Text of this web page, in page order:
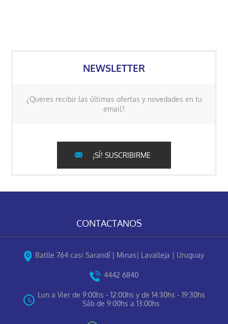
NEWSLETTER
¿Queres recibir las últimas ofertas y novedades en tu
email?
¡SÍ! SUSCRIBIRME
CONTACTANOS
Batlle 764 casi Sarandí | Minas| Lavalleja | Uruguay
4442 6840
Lun a Vier de 9:00hs - 12:00hs y de 14:30hs - 19:30hs
Sáb de 9:00hs a 13:00hs